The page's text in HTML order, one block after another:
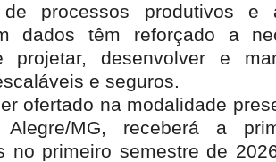
de processos produtivos e
dados têm reforçado a
projetar, desenvolver e
e seguros.
ofertado na modalidade
MG, receberá a
no primeiro semestre de